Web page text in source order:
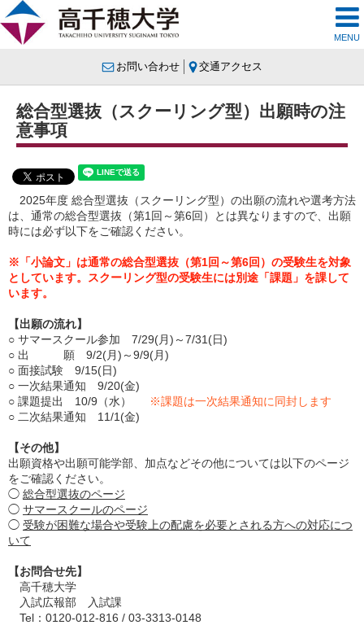
MENU
お問い合わせ 交通アクセス
総合型選抜（スクーリング型）出願時の注
意事項
2025年度 総合型選抜（スクーリング型）の出願の流れや選考方法
は、通常の総合型選抜（第1回～第6回）とは異なりますので、出願
時には必ず以下をご確認ください。
※「小論文」は通常の総合型選抜（第1回～第6回）の受験生を対象
としています。スクーリング型の受験生には別途「課題」を課して
います。
【出願の流れ】
○ サマースクール参加 7/29(月)～7/31(日)
○ 出 願 9/2(月)～9/9(月)
○ 面接試験 9/15(日)
○ 一次結果通知 9/20(金)
○ 課題提出 10/9（水）
※課題は一次結果通知に同封します
○ 二次結果通知 11/1(金)
【その他】
出願資格や出願可能学部、加点などその他については以下のページ
をご確認ください。
◯ 総合型選抜のページ
◯ サマースクールのページ
◯ 受験が困難な場合や受験上の配慮を必要とされる方への対応につ
いて
【お問合せ先】
高千穂大学
入試広報部 入試課
Tel：0120-012-816 / 03-3313-0148